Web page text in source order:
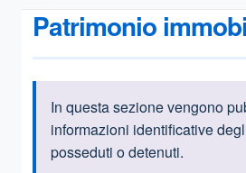
Patrimonio
Informazioni
In questa sezione vengono
informazioni identificative
posseduti o detenuti.